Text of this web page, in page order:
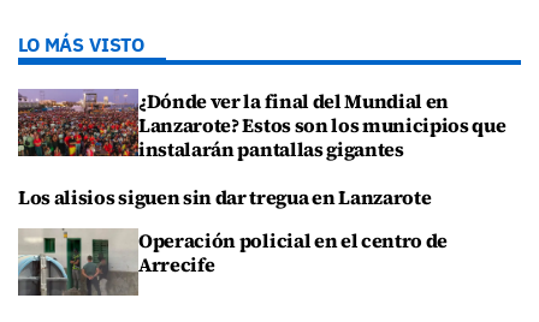
LO MÁS VISTO
¿Dónde ver la final del Mundial en
Lanzarote? Estos son los municipios que
instalarán pantallas gigantes
Los alisios siguen sin dar tregua en Lanzarote
Operación policial en el centro de
Arrecife